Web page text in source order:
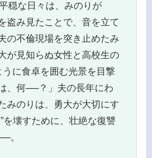
穏な日々は、みのりが
盗み見たことで、音を立て
不倫現場を突き止めたみ
が見知らぬ女性と高校生の
に食卓を囲む光景を目撃
、何──？」夫の長年にわ
みのりは、勇大が大切にす
を壊すために、壮絶な復讐
。